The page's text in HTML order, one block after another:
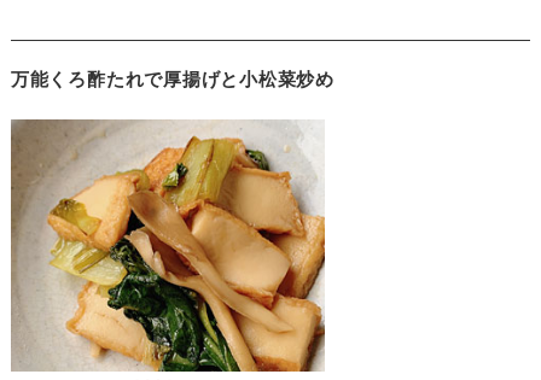
万能くろ酢たれで厚揚げと小松菜炒め